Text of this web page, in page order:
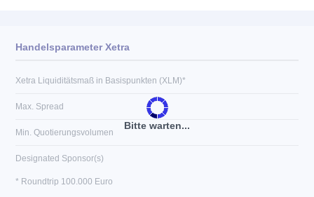
Bitte warten...
Handelsparameter Xetra
Xetra Liquiditätsmaß in Basispunkten (XLM)*
Max. Spread
Min. Quotierungsvolumen
Designated Sponsor(s)
* Roundtrip 100.000 Euro